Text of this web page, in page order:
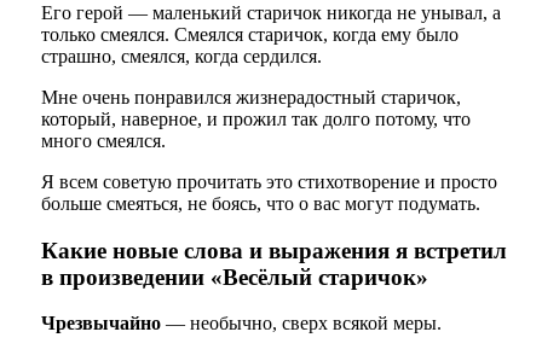
Его герой — маленький старичок никогда не унывал, а
только смеялся. Смеялся старичок, когда ему было
страшно, смеялся, когда сердился.
Мне очень понравился жизнерадостный старичок,
который, наверное, и прожил так долго потому, что
много смеялся.
Я всем советую прочитать это стихотворение и просто
больше смеяться, не боясь, что о вас могут подумать.
Какие новые слова и выражения я встретил
в произведении «Весёлый старичок»
Чрезвычайно— необычно, сверх всякой меры.